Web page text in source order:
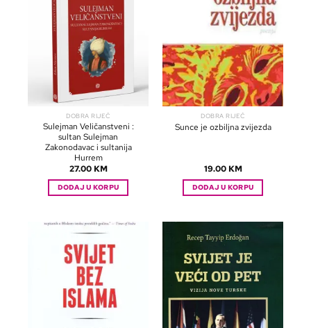
DOBRA RIJEČ
Sulejman Veličanstveni :
sultan Sulejman
Zakonodavac i sultanija
Hurrem
27.00 KM
DODAJ U KORPU
DOBRA RIJEČ
Sunce je ozbiljna zvijezda
19.00 KM
DODAJ U KORPU